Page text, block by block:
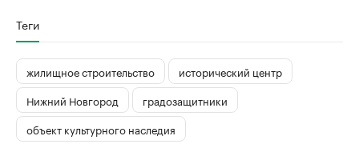
Теги
жилищное строительство
исторический центр
Нижний Новгород
градозащитники
объект культурного наследия